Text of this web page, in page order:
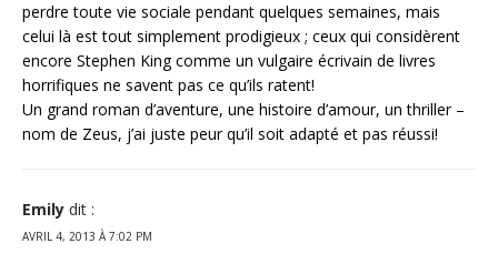
perdre toute vie sociale pendant quelques semaines, mais
celui là est tout simplement prodigieux ; ceux qui considèrent
encore Stephen King comme un vulgaire écrivain de livres
horrifiques ne savent pas ce qu’ils ratent!
Un grand roman d’aventure, une histoire d’amour, un thriller –
nom de Zeus, j’ai juste peur qu’il soit adapté et pas réussi!
Emily dit :
AVRIL 4, 2013 À 7:02 PM